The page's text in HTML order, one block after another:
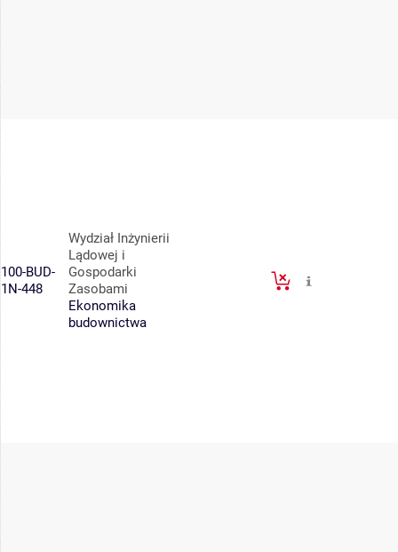
100-BUD-
1N-448
Wydział Inżynierii
Lądowej i
Gospodarki
Zasobami
Ekonomika
budownictwa